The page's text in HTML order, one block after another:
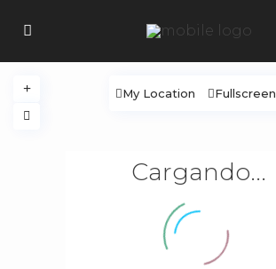
Cargando...
My Location Fullscreen